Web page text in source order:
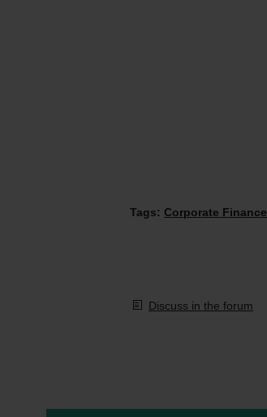
Tags: Corporate Finance
Discuss in the forum